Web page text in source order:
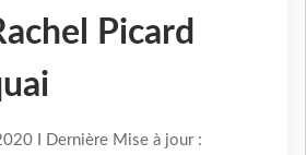
Picard
I Dernière Mise à jour :